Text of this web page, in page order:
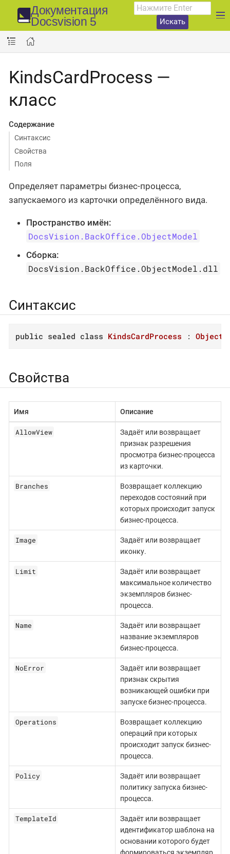
Документация
Docsvision 5
Искать
KindsCardProcess —
класс
Содержание
Синтаксис
Свойства
Поля
Определяет параметры бизнес-процесса,
запускаемого из карточки определённого вида.
Пространство имён:
DocsVision.BackOffice.ObjectModel
Сборка:
DocsVision.BackOffice.ObjectModel.dll
Синтаксис
public sealed class KindsCardProcess :
Свойства
Имя Описание
AllowView
Задаёт или возвращает
признак разрешения
просмотра бизнес-процесса
из карточки.
Branches
Возвращает коллекцию
переходов состояний при
которых происходит запуск
бизнес-процесса.
Image
Задаёт или возвращает
иконку.
Limit
Задаёт или возвращает
максимальное количество
экземпляров бизнес-
процесса.
Name
Задаёт или возвращает
название экземпляров
бизнес-процесса.
NoError
Задаёт или возвращает
признак скрытия
возникающей ошибки при
запуске бизнес-процесса.
Operations
Возвращает коллекцию
операций при которых
происходит запуск бизнес-
процесса.
Policy
Задаёт или возвращает
политику запуска бизнес-
процесса.
TemplateId
Задаёт или возвращает
идентификатор шаблона на
основании которого будет
формироваться экземпляр